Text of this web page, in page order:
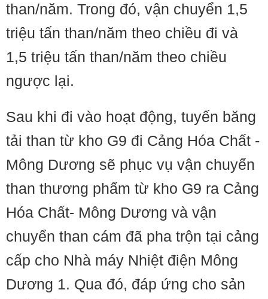
than/năm. Trong đó, vận chuyển 1,5
triệu tấn than/năm theo chiều đi và
1,5 triệu tấn than/năm theo chiều
ngược lại.
Sau khi đi vào hoạt động, tuyến băng
tải than từ kho G9 đi Cảng Hóa Chất -
Mông Dương sẽ phục vụ vận chuyển
than thương phẩm từ kho G9 ra Cảng
Hóa Chất- Mông Dương và vận
chuyển than cám đã pha trộn tại cảng
cấp cho Nhà máy Nhiệt điện Mông
Dương 1. Qua đó, đáp ứng cho sản